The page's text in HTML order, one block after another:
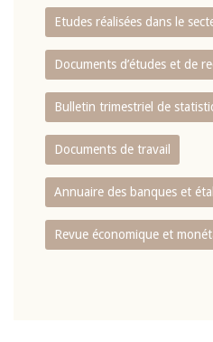
Etudes réalisées dans le
Documents d’études et de
Bulletin trimestriel de
Documents de travail
Annuaire des banques et
Revue économique et